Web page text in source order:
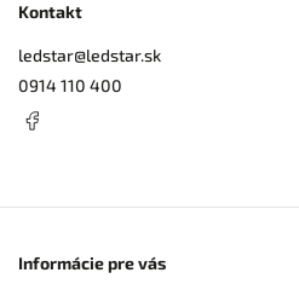
Kontakt
ledstar@ledstar.sk
0914 110 400
Informácie pre vás